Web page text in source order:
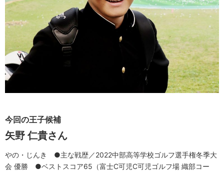
今回の王子候補
矢野 仁貴さん
やの・じんき ●主な戦歴／2022中部高等学校ゴルフ選手権冬季大
会 優勝 ●ベストスコア65（富士C可児C可児ゴルフ場 織部コー